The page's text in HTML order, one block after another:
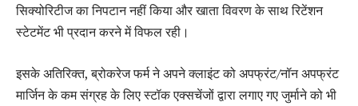
सिक्योरिटीज का निपटान नहीं किया और खाता विवरण के साथ रिटेंशन
स्टेटमेंट भी प्रदान करने में विफल रही।
इसके अतिरिक्त, ब्रोकरेज फर्म ने अपने क्लाइंट को अपफ्रंट/नॉन अपफ्रंट
मार्जिन के कम संग्रह के लिए स्टॉक एक्सचेंजों द्वारा लगाए गए जुर्माने को भी